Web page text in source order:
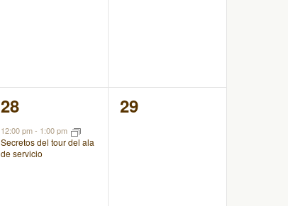
1
evento,
28
12:00 pm- 1:00 pm
Secretos del tour del ala
de servicio
0
29